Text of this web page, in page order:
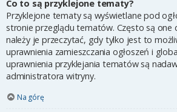
Co to są przyklejone tematy?
Przyklejone tematy są wyświetlane pod
stronie przeglądu tematów. Często są one
należy je przeczytać, gdy tylko jest to
uprawnienia zamieszczania ogłoszeń i
uprawnienia przyklejania tematów są
administratora witryny.
Na górę